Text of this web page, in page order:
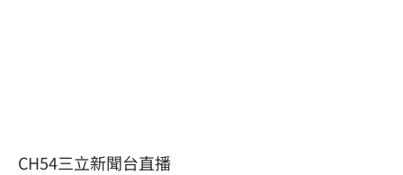
CH54三立新聞台直播